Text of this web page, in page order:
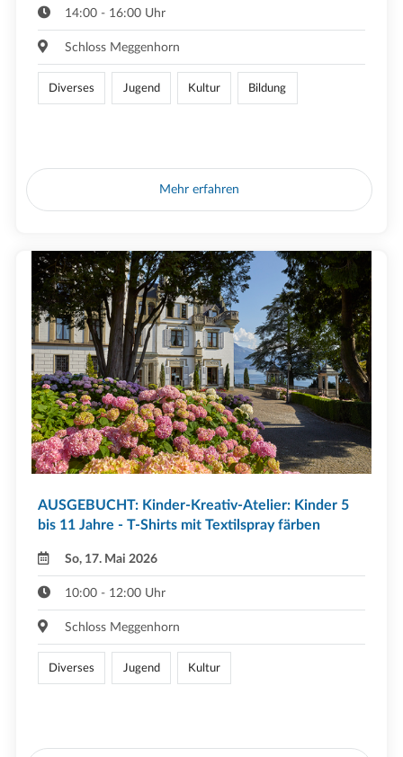
14:00 - 16:00 Uhr
Schloss Meggenhorn
Diverses Jugend Kultur Bildung
Mehr erfahren
AUSGEBUCHT: Kinder-Kreativ-Atelier: Kinder 5
bis 11 Jahre - T-Shirts mit Textilspray färben
So, 17. Mai 2026
10:00 - 12:00 Uhr
Schloss Meggenhorn
Diverses Jugend Kultur